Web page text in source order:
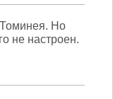
Но
не настроен.